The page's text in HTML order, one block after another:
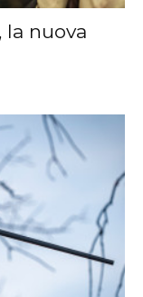
la nuova